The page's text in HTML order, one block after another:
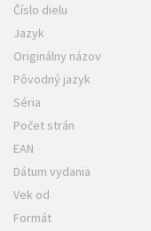
Číslo dielu
Jazyk
Originálny názov
Pôvodný jazyk
Séria
Počet strán
EAN
Dátum vydania
Vek od
Formát